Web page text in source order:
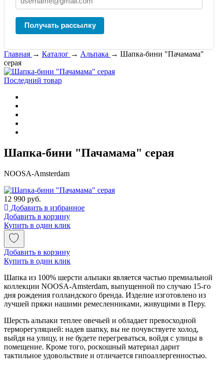
Получать рассылку
Главная → Каталог → Альпака → Шапка-бини "Пачамама"
серая
Последний товар
Шапка-бини "Пачамама" серая
NOOSA-Amsterdam
12 990 руб.
Добавить в избранное
Добавить в корзину
Купить в один клик
Добавить в корзину
Купить в один клик
Шапка из 100% шерсти альпаки является частью премиальной
коллекции NOOSA-Amsterdam, выпущенной по случаю 15-го
дня рождения голландского бренда. Изделие изготовлено из
лучшей пряжи нашими ремесленниками, живущими в Перу.
Шерсть альпаки теплее овечьей и обладает превосходной
терморегуляцией: надев шапку, вы не почувствуете холод,
выйдя на улицу, и не будете перегреваться, войдя с улицы в
помещение. Кроме того, роскошный материал дарит
тактильное удовольствие и отличается гипоаллергенностью.